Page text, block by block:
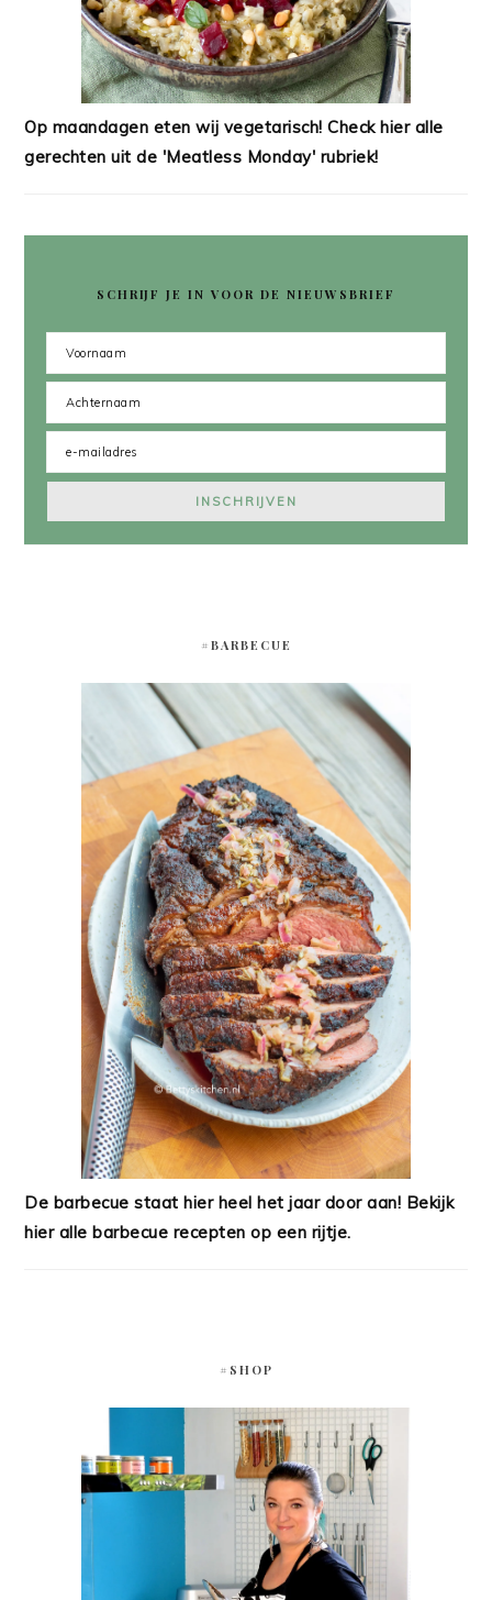
Op maandagen eten wij vegetarisch! Check hier alle
gerechten uit de 'Meatless Monday' rubriek!
SCHRIJF JE IN VOOR DE NIEUWSBRIEF
#BARBECUE
De barbecue staat hier heel het jaar door aan! Bekijk
hier alle barbecue recepten op een rijtje.
#SHOP